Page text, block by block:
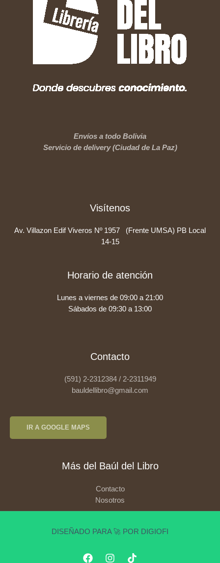
Envíos a todo Bolivia
Servicio de delivery (Ciudad de La Paz)
Visítenos
Av. Villazon Edif Viveros Nº 1957 (Frente UMSA) PB Local
14-15
Horario de atención
Lunes a viernes de 09:00 a 21:00
Sábados de 09:30 a 13:00
Contacto
(591) 2-2312384 / 2-2311949
bauldellibro@gmail.com
IR A GOOGLE MAPS
Más del Baúl del Libro
Contacto
Nosotros
DISEÑADO PARA 🚀 POR DIGIOFI